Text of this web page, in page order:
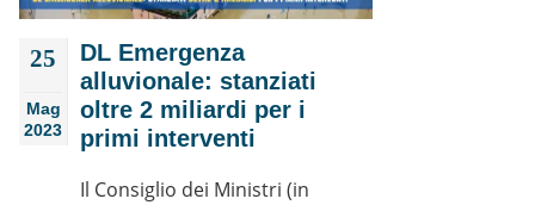
25
Mag
2023
DL Emergenza
alluvionale: stanziati
oltre 2 miliardi per i
primi interventi
Il Consiglio dei Ministri (in